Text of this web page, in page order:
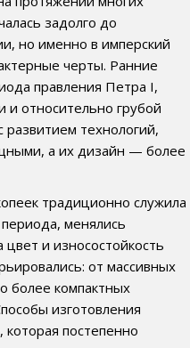
задолго до
но именно в имперский
черты. Ранние
правления Петра I,
и относительно грубой
технологий,
а их дизайн — более
традиционно служила
менялись
цвет и износостойкость
от массивных
более компактных
изготовления
которая постепенно